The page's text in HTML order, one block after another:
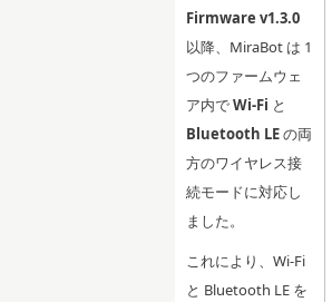
Firmware v1.3.0
以降、MiraBot は 1
つのファームウェ
ア内でWi-Fi と
Bluetooth LEの両
方のワイヤレス接
続モードに対応し
ました。
これにより、Wi-Fi
と Bluetooth LE を